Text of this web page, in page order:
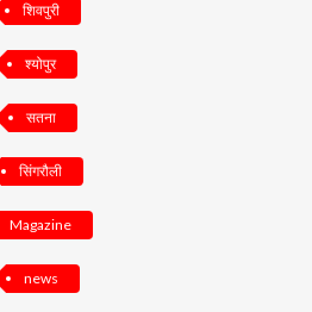
शिवपुरी
श्योपुर
सतना
सिंगरौली
Magazine
news